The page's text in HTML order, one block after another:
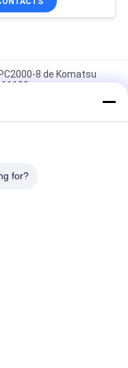
8 de Komatsu
Excavateur
principales
de l'excavateur
for?